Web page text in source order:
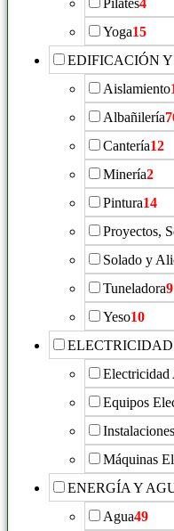
Yoga15
EDIFICACIÓN
Aislamiento
Albañilería
Cantería12
Minería2
Pintura14
Proyectos,
Solado y
Tuneladora9
Yeso10
Electricidad
Equipos
Máquinas
ENERGÍA Y
Agua49